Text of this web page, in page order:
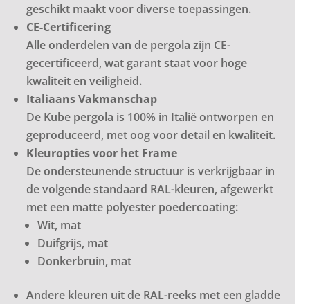
geschikt maakt voor diverse toepassingen.
CE-Certificering
Alle onderdelen van de pergola zijn CE-
gecertificeerd, wat garant staat voor hoge
kwaliteit en veiligheid.
Italiaans Vakmanschap
De Kube pergola is 100% in Italië ontworpen en
geproduceerd, met oog voor detail en kwaliteit.
Kleuropties voor het Frame
De ondersteunende structuur is verkrijgbaar in
de volgende standaard RAL-kleuren, afgewerkt
met een matte polyester poedercoating:
Wit, mat
Duifgrijs, mat
Donkerbruin, mat
Andere kleuren uit de RAL-reeks met een gladde